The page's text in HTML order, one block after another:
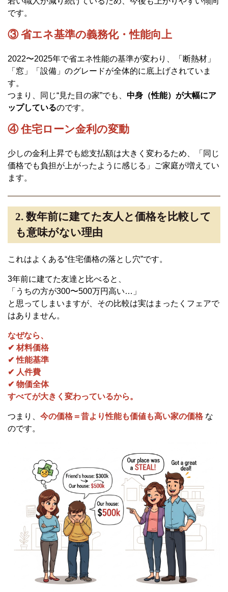
です。
③ 省エネ基準の義務化・性能向上
2022〜2025年で省エネ性能の基準が変わり、「断熱材」
「窓」「設備」のグレードが全体的に底上げされていま
す。
つまり、同じ“見た目の家”でも、 中身（性能）が大幅にア
ップしているのです。
④ 住宅ローン金利の変動
少しの金利上昇でも総支払額は大きく変わるため、「同じ
価格でも負担が上がったように感じる」ご家庭が増えてい
ます。
2. 数年前に建てた友人と価格を比較して
も意味がない理由
これはよくある“住宅価格の落とし穴”です。
3年前に建てた友達と比べると、
「うちの方が300〜500万円高い…」
と思ってしまいますが、その比較は実はまったくフェアで
はありません。
なぜなら、
✔ 材料価格
✔ 性能基準
✔ 人件費
✔ 物価全体
すべてが大きく変わっているから。
つまり、 今の価格＝昔より性能も価値も高い家の価格 な
のです。